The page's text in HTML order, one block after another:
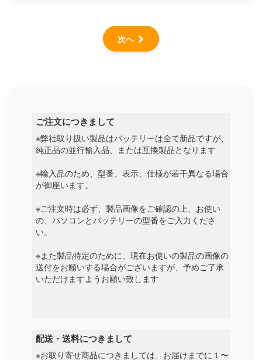
次へ
ご注文につきまして
※弊社取り扱い製品はバッテリーは全て新品ですが、
純正品の並行輸入品、または互換製品となります
※輸入品のため、型番、表示、仕様が若干異なる場合
が御座います。
※ご注文時は必ず、製品画像をご確認の上、お使い
の、パソコンとバッテリーの型番をご入力くださ
い。
※また製品特定のために、現在お使いの製品の画像の
送付をお願いする場合がございますが、予めご了承
いただけますようお願い致します
配送・送料につきまして
※お取り寄せ商品につきましては、お届けまでに１〜